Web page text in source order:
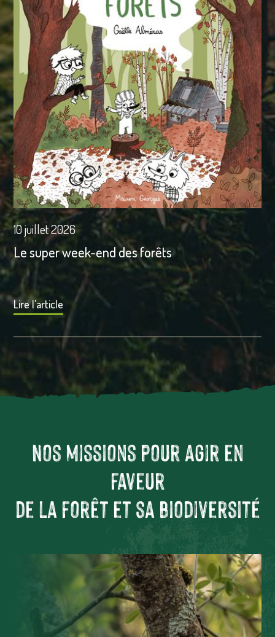
10 juillet 2026
Le super week-end des forêts
Lire l'article
Nos missions pour agir en
faveur
de la forêt et sa biodiversité